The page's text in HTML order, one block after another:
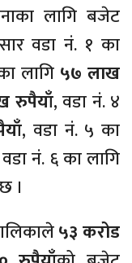
लागि बजेट
वडा नं. १ का
लागि ५७ लाख
रुपैयाँ, वडा नं. ४
, वडा नं. ५ का
नं. ६ का लागि
।
५३ करोड